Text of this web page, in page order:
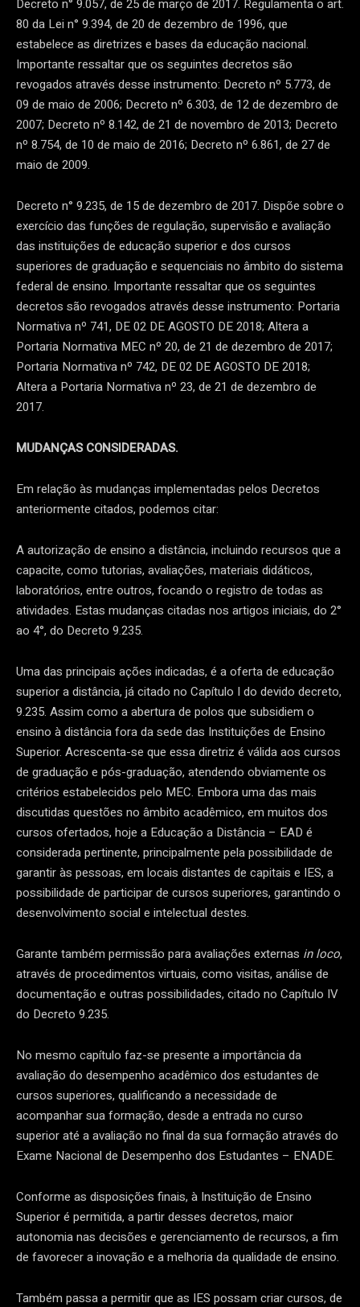
Decreto n° 9.057, de 25 de março de 2017. Regulamenta o art.
80 da Lei n° 9.394, de 20 de dezembro de 1996, que
estabelece as diretrizes e bases da educação nacional.
Importante ressaltar que os seguintes decretos são
revogados através desse instrumento: Decreto nº 5.773, de
09 de maio de 2006; Decreto nº 6.303, de 12 de dezembro de
2007; Decreto nº 8.142, de 21 de novembro de 2013; Decreto
nº 8.754, de 10 de maio de 2016; Decreto nº 6.861, de 27 de
maio de 2009.
Decreto n° 9.235, de 15 de dezembro de 2017. Dispõe sobre o
exercício das funções de regulação, supervisão e avaliação
das instituições de educação superior e dos cursos
superiores de graduação e sequenciais no âmbito do sistema
federal de ensino. Importante ressaltar que os seguintes
decretos são revogados através desse instrumento: Portaria
Normativa nº 741, DE 02 DE AGOSTO DE 2018; Altera a
Portaria Normativa MEC nº 20, de 21 de dezembro de 2017;
Portaria Normativa nº 742, DE 02 DE AGOSTO DE 2018;
Altera a Portaria Normativa nº 23, de 21 de dezembro de
2017.
MUDANÇAS CONSIDERADAS.
Em relação às mudanças implementadas pelos Decretos
anteriormente citados, podemos citar:
A autorização de ensino a distância, incluindo recursos que a
capacite, como tutorias, avaliações, materiais didáticos,
laboratórios, entre outros, focando o registro de todas as
atividades. Estas mudanças citadas nos artigos iniciais, do 2°
ao 4°, do Decreto 9.235.
Uma das principais ações indicadas, é a oferta de educação
superior a distância, já citado no Capítulo I do devido decreto,
9.235. Assim como a abertura de polos que subsidiem o
ensino à distância fora da sede das Instituições de Ensino
Superior. Acrescenta-se que essa diretriz é válida aos cursos
de graduação e pós-graduação, atendendo obviamente os
critérios estabelecidos pelo MEC. Embora uma das mais
discutidas questões no âmbito acadêmico, em muitos dos
cursos ofertados, hoje a Educação a Distância – EAD é
considerada pertinente, principalmente pela possibilidade de
garantir às pessoas, em locais distantes de capitais e IES, a
possibilidade de participar de cursos superiores, garantindo o
desenvolvimento social e intelectual destes.
Garante também permissão para avaliações externas in loco,
através de procedimentos virtuais, como visitas, análise de
documentação e outras possibilidades, citado no Capítulo IV
do Decreto 9.235.
No mesmo capítulo faz-se presente a importância da
avaliação do desempenho acadêmico dos estudantes de
cursos superiores, qualificando a necessidade de
acompanhar sua formação, desde a entrada no curso
superior até a avaliação no final da sua formação através do
Exame Nacional de Desempenho dos Estudantes – ENADE.
Conforme as disposições finais, à Instituição de Ensino
Superior é permitida, a partir desses decretos, maior
autonomia nas decisões e gerenciamento de recursos, a fim
de favorecer a inovação e a melhoria da qualidade de ensino.
Também passa a permitir que as IES possam criar cursos, de